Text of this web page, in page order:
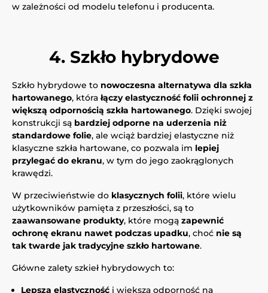
w zależności od modelu telefonu i producenta.
4. Szkło hybrydowe
Szkło hybrydowe to nowoczesna alternatywa dla szkła
hartowanego, którałączy elastyczność folii ochronnej z
większą odpornością szkła hartowanego. Dzięki swojej
konstrukcji są bardziej odporne na uderzenia niż
standardowe folie, ale wciąż bardziej elastyczne niż
klasyczne szkła hartowane, co pozwala im lepiej
przylegać do ekranu, w tym do jego zaokrąglonych
krawędzi.
W przeciwieństwie do klasycznych folii, które wielu
użytkowników pamięta z przeszłości, są to
zaawansowane produkty, które mogą zapewnić
ochronę ekranu nawet podczas upadku, choć nie są
tak twarde jak tradycyjne szkło hartowane.
Główne zalety szkieł hybrydowych to:
Lepsza elastyczność i większa odporność na